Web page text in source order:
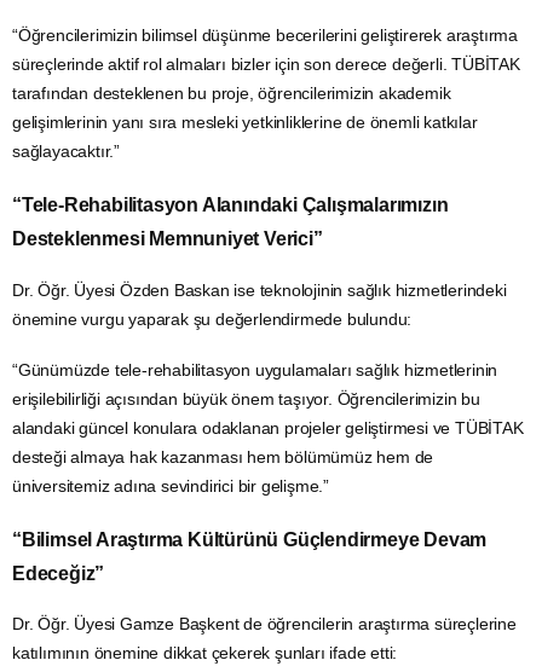
“Öğrencilerimizin bilimsel düşünme becerilerini geliştirerek araştırma
süreçlerinde aktif rol almaları bizler için son derece değerli. TÜBİTAK
tarafından desteklenen bu proje, öğrencilerimizin akademik
gelişimlerinin yanı sıra mesleki yetkinliklerine de önemli katkılar
sağlayacaktır.”
“Tele-Rehabilitasyon Alanındaki Çalışmalarımızın
Desteklenmesi Memnuniyet Verici”
Dr. Öğr. Üyesi Özden Baskan ise teknolojinin sağlık hizmetlerindeki
önemine vurgu yaparak şu değerlendirmede bulundu:
“Günümüzde tele-rehabilitasyon uygulamaları sağlık hizmetlerinin
erişilebilirliği açısından büyük önem taşıyor. Öğrencilerimizin bu
alandaki güncel konulara odaklanan projeler geliştirmesi ve TÜBİTAK
desteği almaya hak kazanması hem bölümümüz hem de
üniversitemiz adına sevindirici bir gelişme.”
“Bilimsel Araştırma Kültürünü Güçlendirmeye Devam
Edeceğiz”
Dr. Öğr. Üyesi Gamze Başkent de öğrencilerin araştırma süreçlerine
katılımının önemine dikkat çekerek şunları ifade etti: